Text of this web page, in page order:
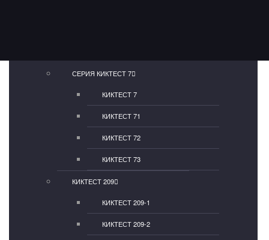
СЕРИЯ КИКТЕСТ 7
КИКТЕСТ 7
КИКТЕСТ 71
КИКТЕСТ 72
КИКТЕСТ 73
КИКТЕСТ 209
КИКТЕСТ 209-1
КИКТЕСТ 209-2